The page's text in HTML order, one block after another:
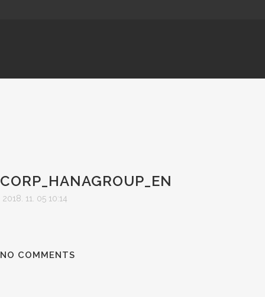
CORP_HANAGROUP_EN
2018. 11. 05 10:14
NO COMMENTS